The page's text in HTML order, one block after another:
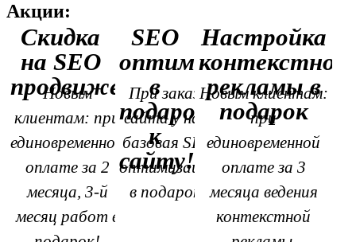
Акции:
Скидка
на SEO
продвижение
Новым
клиентам: при
единовременной
оплате за 2
месяца, 3-й
месяц работ в
SEO
оптимизация
в
подарок
к
сайту!
При заказе
сайта у нас,
базовая SEO
оптимизация
в подарок!
Настройка
контекстной
рекламы в
подарок
Новым клиентам:
при
единовременной
оплате за 3
месяца ведения
контекстной